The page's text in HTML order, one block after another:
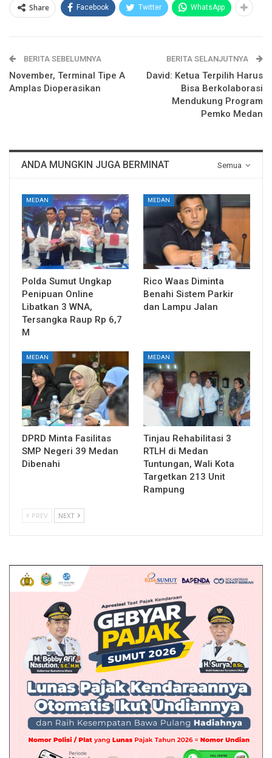
Share Facebook Twitter WhatsApp
BERITA SEBELUMNYA
November, Terminal Tipe A
Amplas Dioperasikan
BERITA SELANJUTNYA
David: Ketua Terpilih Harus
Bisa Berkolaborasi
Mendukung Program
Pemko Medan
Semua
ANDA MUNGKIN JUGA BERMINAT
MEDAN
Polda Sumut Ungkap
Penipuan Online
Libatkan 3 WNA,
Tersangka Raup Rp 6,7
M
MEDAN
Rico Waas Diminta
Benahi Sistem Parkir
dan Lampu Jalan
MEDAN
DPRD Minta Fasilitas
SMP Negeri 39 Medan
Dibenahi
MEDAN
Tinjau Rehabilitasi 3
RTLH di Medan
Tuntungan, Wali Kota
Targetkan 213 Unit
Rampung
PREV NEXT